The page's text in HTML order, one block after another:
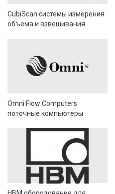
CubiScan системы измерения
объема и взвешивания
Omni Flow Computers
поточные компьютеры